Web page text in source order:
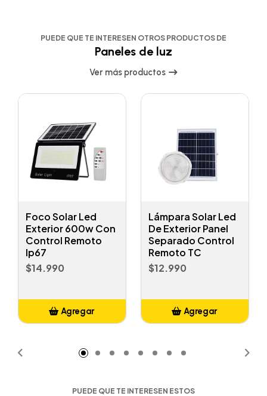
PUEDE QUE TE INTERESEN OTROS PRODUCTOS DE
Paneles de luz
Ver más productos
Foco Solar Led
Exterior 600w Con
Control Remoto
Ip67
$14.990
Agregar
Lámpara Solar Led
De Exterior Panel
Separado Control
Remoto TC
$12.990
Agregar
PUEDE QUE TE INTERESEN ESTOS